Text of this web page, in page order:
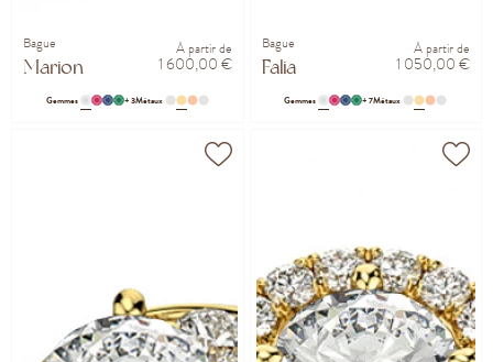
Bague
Marion
À partir de
1 600,00 €
Gemmes + 3Métaux
Bague
Falia
À partir de
1 050,00 €
Gemmes + 7Métaux